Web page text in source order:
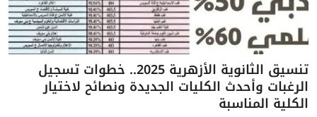
تنسيق الثانوية الأزهرية 2025.. خطوات تسجيل
الرغبات وأحدث الكليات الجديدة ونصائح لاختيار
الكلية المناسبة